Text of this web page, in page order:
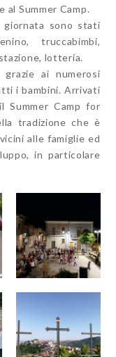
Summer Camp.
giornata sono stati
truccabimbi,
lotteria.
ai numerosi
i bambini. Arrivati
Summer Camp for
tradizione che è
alle famiglie ed
in particolare